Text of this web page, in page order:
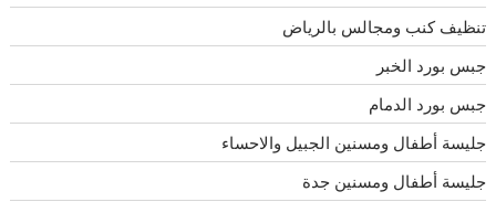
تنظيف كنب ومجالس بالرياض
جبس بورد الخبر
جبس بورد الدمام
جليسة أطفال ومسنين الجبيل والاحساء
جليسة أطفال ومسنين جدة